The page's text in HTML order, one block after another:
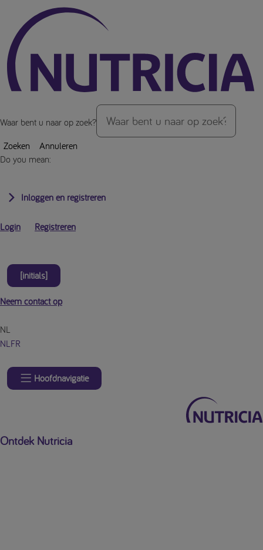
Over de inhoud van de pagina
Waar bent u naar op zoek?
Zoeken
Annuleren
Do you mean:
Inloggen en registreren
Login Registreren
[initials]
Neem contact op
NL
NLFR
Hoofdnavigatie
Ontdek Nutricia